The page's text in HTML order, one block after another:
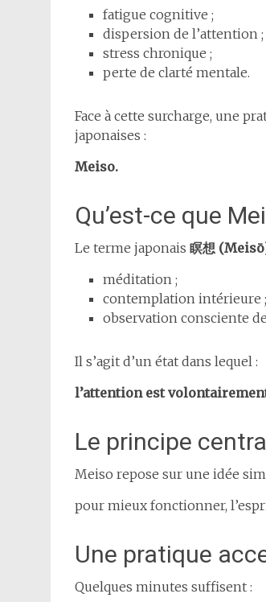
fatigue cognitive ;
dispersion de l’attention ;
stress chronique ;
perte de clarté mentale.
Face à cette surcharge, une
japonaises :
Meiso.
Qu’est-ce que
Le terme japonais 瞑想
méditation ;
contemplation intérieure ;
observation consciente
Il s’agit d’un état dans lequel :
l’attention est
Le principe
Meiso repose sur une idée
pour mieux fonctionner,
Une pratique
Quelques minutes suffisent :